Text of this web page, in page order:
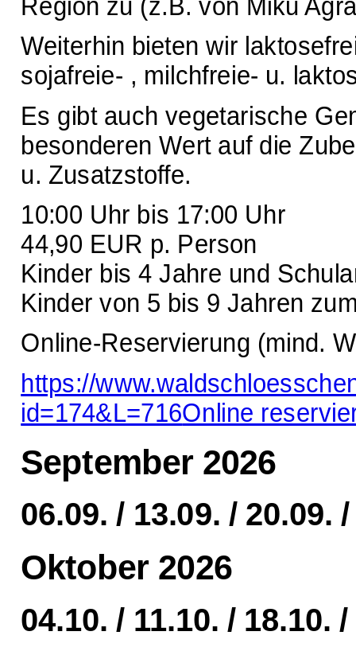
Region zu (z.B. von Miku
Weiterhin bieten wir
sojafreie- , milchfreie- u.
Es gibt auch vegetarische
besonderen Wert auf die
u. Zusatzstoffe.
10:00 Uhr bis 17:00 Uhr
44,90 EUR p. Person
Kinder bis 4 Jahre und
Kinder von 5 bis 9 Jahren
Online-Reservierung (mind.
https://
id=174&L=716Online
September 2026
06.09. / 13.09. / 20.09.
Oktober 2026
04.10. / 11.10. / 18.10.